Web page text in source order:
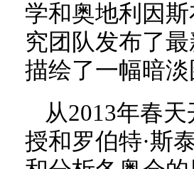
学和奥地利因
究团队发布了
描绘了一幅暗淡
从2013年春
授和罗伯特·斯